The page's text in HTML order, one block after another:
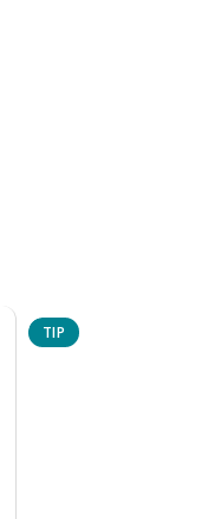
TIP